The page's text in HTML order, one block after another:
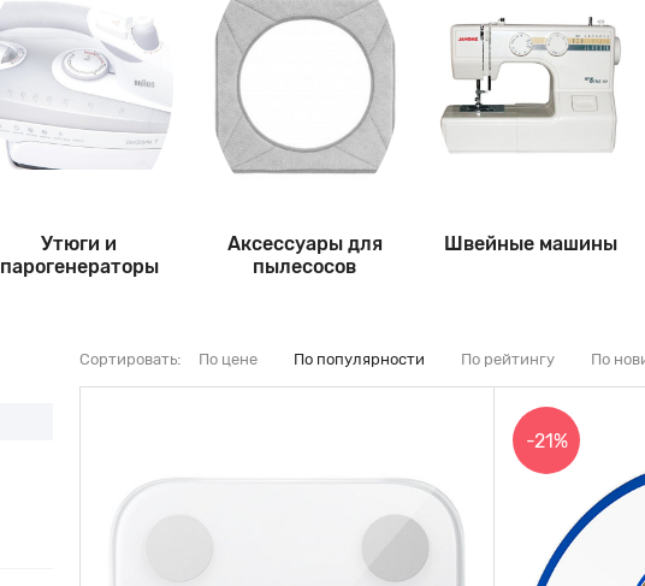
Утюги и
парогенераторы
Аксессуары для
пылесосов
Швейные машины
Сортировать: По цене По популярности По рейтингу По
-21%